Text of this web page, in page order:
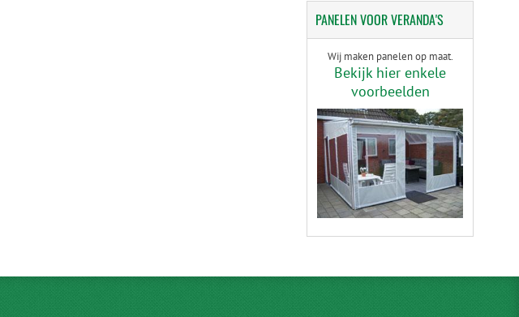
PANELENVOOR VERANDA'S
Wij maken panelen op maat.
Bekijk hier enkele
voorbeelden